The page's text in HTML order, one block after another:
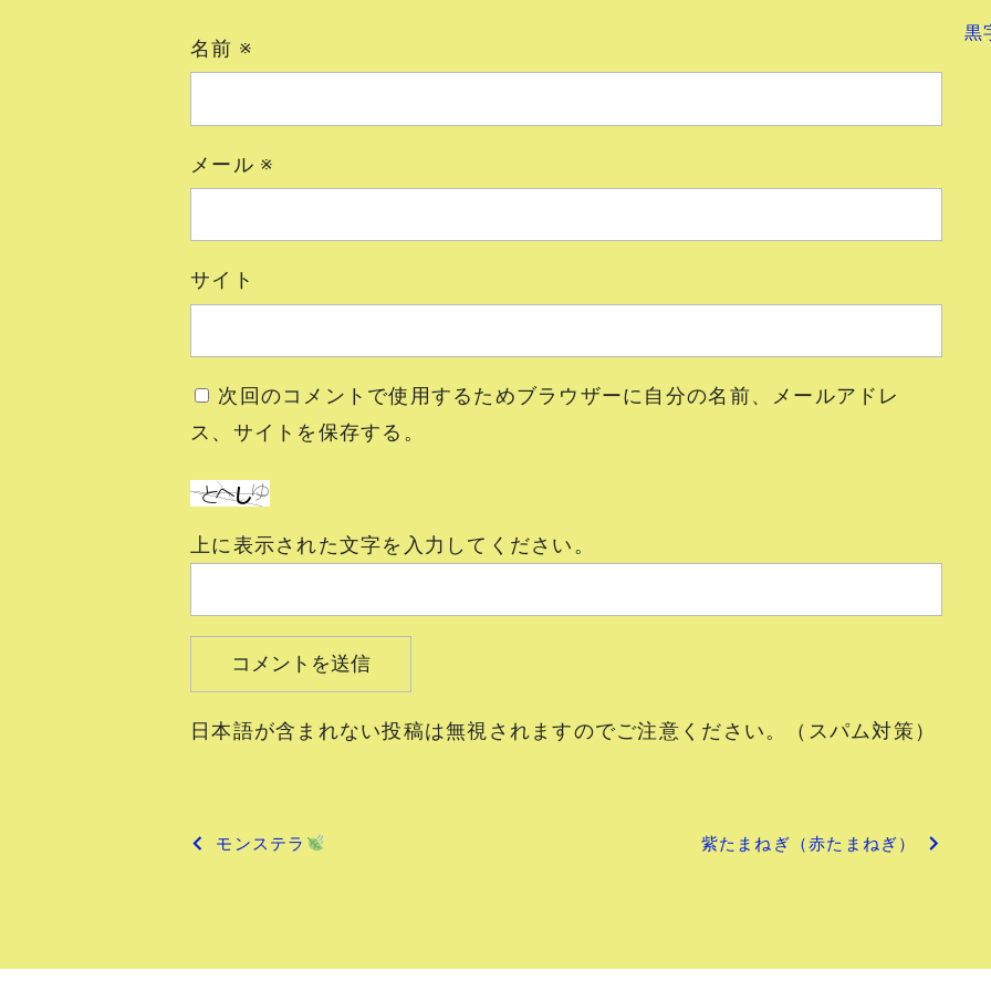
名前 ※
メール ※
サイト
次回のコメントで使用するためブラウザーに自分の名前、メールアドレ
ス、サイトを保存する。
上に表示された文字を入力してください。
日本語が含まれない投稿は無視されますのでご注意ください。（スパム対策）
投
ビ
モンステラ 紫たまねぎ（赤たまねぎ）
黒